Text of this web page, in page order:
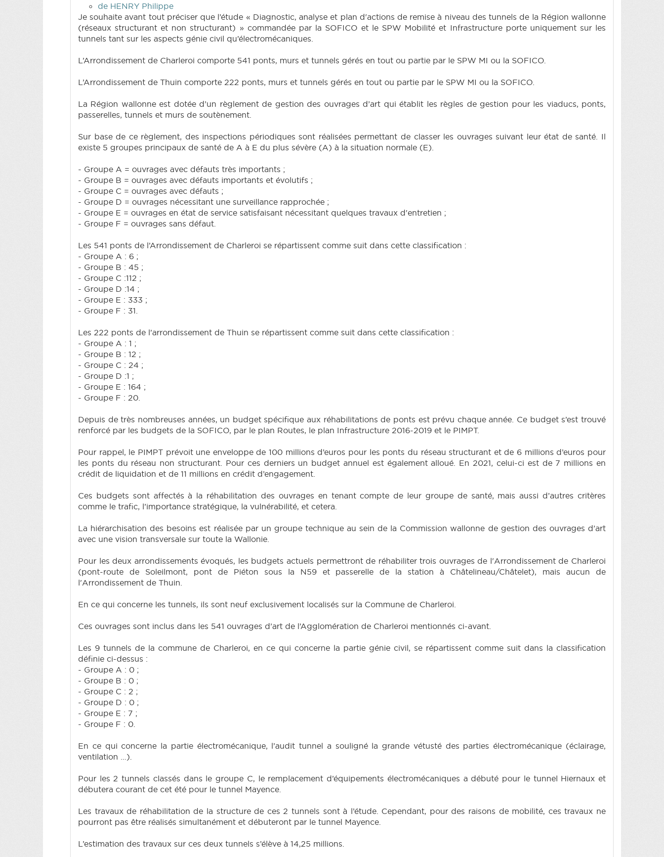
de HENRY Philippe
Je souhaite avant tout préciser que l’étude « Diagnostic, analyse et plan d'actions de remise à niveau des tunnels de la Région wallonne
(réseaux structurant et non structurant) » commandée par la SOFICO et le SPW Mobilité et Infrastructure porte uniquement sur les
tunnels tant sur les aspects génie civil qu’électromécaniques.
L’Arrondissement de Charleroi comporte 541 ponts, murs et tunnels gérés en tout ou partie par le SPW MI ou la SOFICO.
L’Arrondissement de Thuin comporte 222 ponts, murs et tunnels gérés en tout ou partie par le SPW MI ou la SOFICO.
La Région wallonne est dotée d’un règlement de gestion des ouvrages d’art qui établit les règles de gestion pour les viaducs, ponts,
passerelles, tunnels et murs de soutènement.
Sur base de ce règlement, des inspections périodiques sont réalisées permettant de classer les ouvrages suivant leur état de santé. Il
existe 5 groupes principaux de santé de A à E du plus sévère (A) à la situation normale (E).
- Groupe A = ouvrages avec défauts très importants ;
- Groupe B = ouvrages avec défauts importants et évolutifs ;
- Groupe C = ouvrages avec défauts ;
- Groupe D = ouvrages nécessitant une surveillance rapprochée ;
- Groupe E = ouvrages en état de service satisfaisant nécessitant quelques travaux d'entretien ;
- Groupe F = ouvrages sans défaut.
Les 541 ponts de l’Arrondissement de Charleroi se répartissent comme suit dans cette classification :
- Groupe A : 6 ;
- Groupe B : 45 ;
- Groupe C :112 ;
- Groupe D :14 ;
- Groupe E : 333 ;
- Groupe F : 31.
Les 222 ponts de l’arrondissement de Thuin se répartissent comme suit dans cette classification :
- Groupe A : 1 ;
- Groupe B : 12 ;
- Groupe C : 24 ;
- Groupe D :1 ;
- Groupe E : 164 ;
- Groupe F : 20.
Depuis de très nombreuses années, un budget spécifique aux réhabilitations de ponts est prévu chaque année. Ce budget s’est trouvé
renforcé par les budgets de la SOFICO, par le plan Routes, le plan Infrastructure 2016-2019 et le PIMPT.
Pour rappel, le PIMPT prévoit une enveloppe de 100 millions d’euros pour les ponts du réseau structurant et de 6 millions d’euros pour
les ponts du réseau non structurant. Pour ces derniers un budget annuel est également alloué. En 2021, celui-ci est de 7 millions en
crédit de liquidation et de 11 millions en crédit d’engagement.
Ces budgets sont affectés à la réhabilitation des ouvrages en tenant compte de leur groupe de santé, mais aussi d’autres critères
comme le trafic, l’importance stratégique, la vulnérabilité, et cetera.
La hiérarchisation des besoins est réalisée par un groupe technique au sein de la Commission wallonne de gestion des ouvrages d’art
avec une vision transversale sur toute la Wallonie.
Pour les deux arrondissements évoqués, les budgets actuels permettront de réhabiliter trois ouvrages de l'Arrondissement de Charleroi
(pont-route de Soleilmont, pont de Piéton sous la N59 et passerelle de la station à Châtelineau/Châtelet), mais aucun de
l'Arrondissement de Thuin.
En ce qui concerne les tunnels, ils sont neuf exclusivement localisés sur la Commune de Charleroi.
Ces ouvrages sont inclus dans les 541 ouvrages d’art de l’Agglomération de Charleroi mentionnés ci-avant.
Les 9 tunnels de la commune de Charleroi, en ce qui concerne la partie génie civil, se répartissent comme suit dans la classification
définie ci-dessus :
- Groupe A : 0 ;
- Groupe B : 0 ;
- Groupe C : 2 ;
- Groupe D : 0 ;
- Groupe E : 7 ;
- Groupe F : 0.
En ce qui concerne la partie électromécanique, l’audit tunnel a souligné la grande vétusté des parties électromécanique (éclairage,
ventilation …).
Pour les 2 tunnels classés dans le groupe C, le remplacement d’équipements électromécaniques a débuté pour le tunnel Hiernaux et
débutera courant de cet été pour le tunnel Mayence.
Les travaux de réhabilitation de la structure de ces 2 tunnels sont à l’étude. Cependant, pour des raisons de mobilité, ces travaux ne
pourront pas être réalisés simultanément et débuteront par le tunnel Mayence.
L’estimation des travaux sur ces deux tunnels s’élève à 14,25 millions.